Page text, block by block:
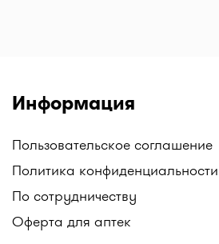
Информация
Пользовательское соглашение
Политика конфиденциальности
По сотрудничеству
Оферта для аптек